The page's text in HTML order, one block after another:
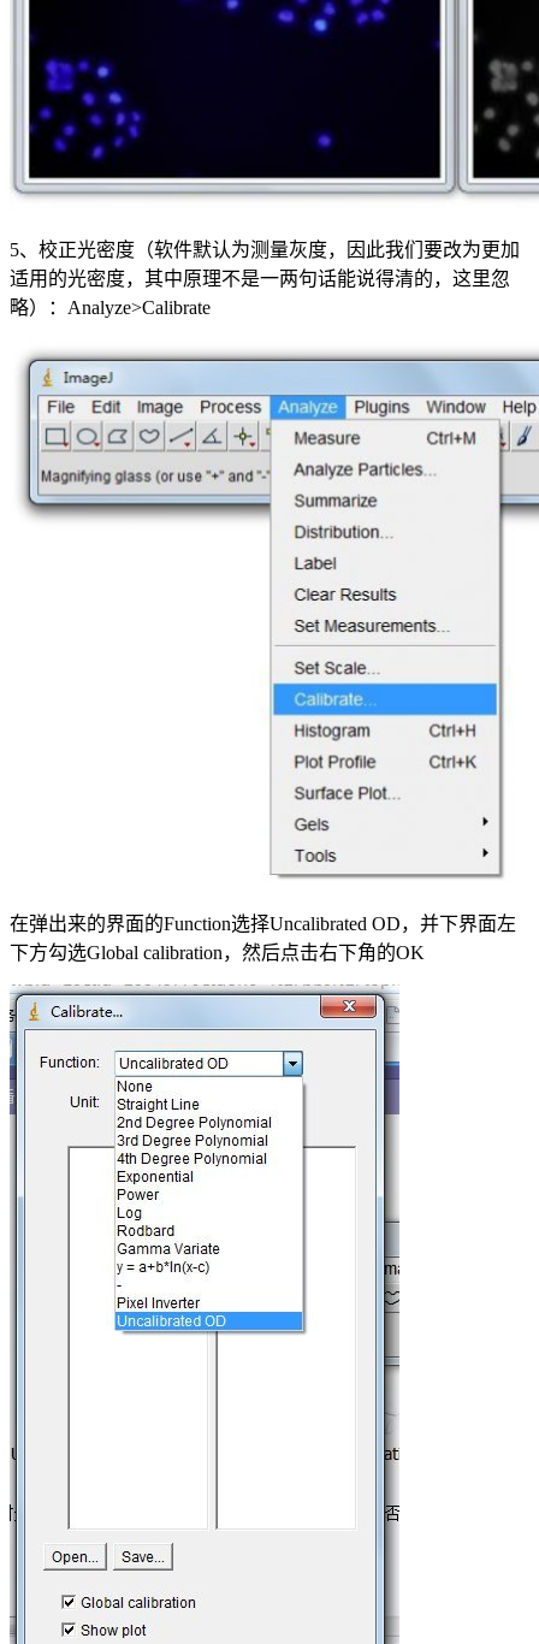
5、校正光密度（软件默认为测量灰度，因此我们要改为更加
适用的光密度，其中原理不是一两句话能说得清的，这里忽
略）：Analyze>Calibrate
在弹出来的界面的Function选择Uncalibrated OD，并下界面左
下方勾选Global calibration，然后点击右下角的OK